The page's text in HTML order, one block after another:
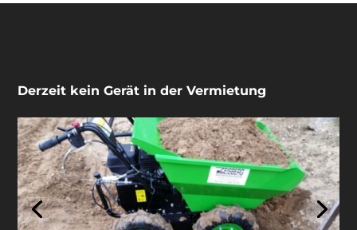
Derzeit kein Gerät in der Vermietung